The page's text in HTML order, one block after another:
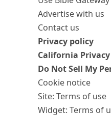
Advertise with us
Contact us
Privacy policy
California
Do Not Sell My
Cookie notice
Site: Terms of use
Widget: Terms of